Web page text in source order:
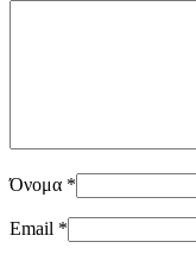
Όνομα *
Email *